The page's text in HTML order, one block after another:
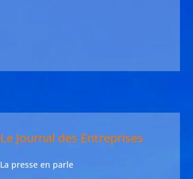
Le Journal des Entreprises
La presse en parle